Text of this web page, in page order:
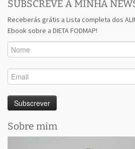
SUBSCREVE A MINHA
Receberás grátis a Lista completa dos
Ebook sobre a DIETA FODMAP!
Sobre mim